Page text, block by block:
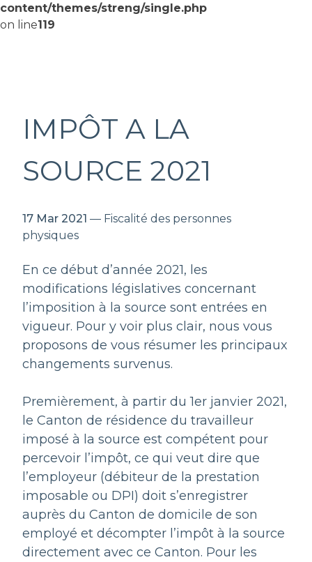
IMPÔT A LA
SOURCE 2021
17 Mar 2021 — Fiscalité des personnes
physiques
En ce début d’année 2021, les
modifications législatives concernant
l’imposition à la source sont entrées en
vigueur. Pour y voir plus clair, nous vous
proposons de vous résumer les principaux
changements survenus.
Premièrement, à partir du 1er janvier 2021,
le Canton de résidence du travailleur
imposé à la source est compétent pour
percevoir l’impôt, ce qui veut dire que
l’employeur (débiteur de la prestation
imposable ou DPI) doit s’enregistrer
auprès du Canton de domicile de son
employé et décompter l’impôt à la source
directement avec ce Canton. Pour les
content/themes/streng/single.php
on line119